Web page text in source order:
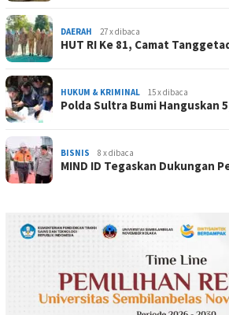
DAERAH 27 x dibaca
HUT RI Ke 81, Camat
HUKUM & KRIMINAL 15 x dibaca
Polda Sultra Bumi Hanguskan
BISNIS 8 x dibaca
MIND ID Tegaskan Dukungan